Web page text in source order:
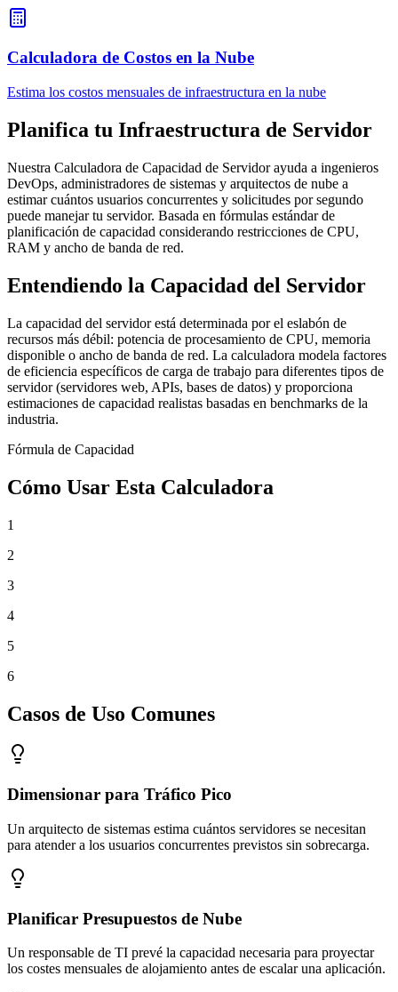
Calculadora de Costos en la Nube
Estima los costos mensuales de infraestructura en la nube
Planifica tu Infraestructura de Servidor
Nuestra Calculadora de Capacidad de Servidor ayuda a ingenieros
DevOps, administradores de sistemas y arquitectos de nube a
estimar cuántos usuarios concurrentes y solicitudes por segundo
puede manejar tu servidor. Basada en fórmulas estándar de
planificación de capacidad considerando restricciones de CPU,
RAM y ancho de banda de red.
Entendiendo la Capacidad del Servidor
La capacidad del servidor está determinada por el eslabón de
recursos más débil: potencia de procesamiento de CPU, memoria
disponible o ancho de banda de red. La calculadora modela factores
de eficiencia específicos de carga de trabajo para diferentes tipos de
servidor (servidores web, APIs, bases de datos) y proporciona
estimaciones de capacidad realistas basadas en benchmarks de la
industria.
Fórmula de Capacidad
Cómo Usar Esta Calculadora
1
2
3
4
5
6
Casos de Uso Comunes
Dimensionar para Tráfico Pico
Un arquitecto de sistemas estima cuántos servidores se necesitan
para atender a los usuarios concurrentes previstos sin sobrecarga.
Planificar Presupuestos de Nube
Un responsable de TI prevé la capacidad necesaria para proyectar
los costes mensuales de alojamiento antes de escalar una aplicación.